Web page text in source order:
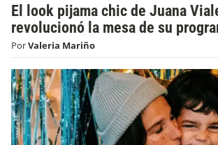
El look pijama chic de Juana
revolucionó la mesa de su
PorValeria Mariño